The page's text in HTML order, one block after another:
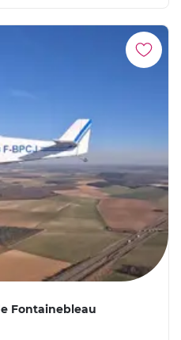
Fontainebleau